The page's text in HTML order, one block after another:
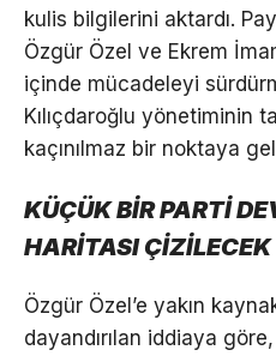
kulis bilgilerini aktardı.
Özgür Özel ve Ekrem
içinde mücadeleyi
Kılıçdaroğlu yönetiminin
kaçınılmaz bir noktaya
KÜÇÜK BİR PARTİ
HARİTASI ÇİZİLECEK
Özgür Özel’e yakın
dayandırılan iddiaya